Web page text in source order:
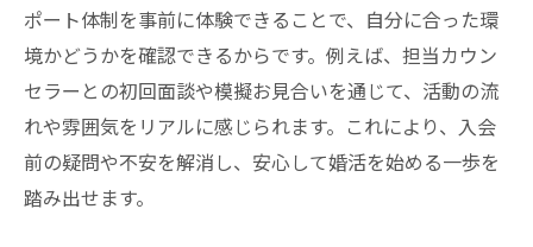
結婚相談所利用がパートナー探しの近道と
なる背景
結婚相談所体験が出会いのチャンスを広げ
る方法
千歳市の体験活動で自分らしい婚活を始め
よう
ポート体制を事前に体験できることで、自分に合った環
境かどうかを確認できるからです。例えば、担当カウン
セラーとの初回面談や模擬お見合いを通じて、活動の流
れや雰囲気をリアルに感じられます。これにより、入会
前の疑問や不安を解消し、安心して婚活を始める一歩を
踏み出せます。